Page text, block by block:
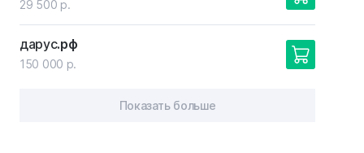
29 500 р.
дарус.рф
150 000 р.
Показать больше